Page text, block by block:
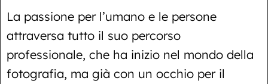
La passione per l’umano e le persone
attraversa tutto il suo percorso
professionale, che ha inizio nel mondo della
fotografia, ma già con un occhio per il